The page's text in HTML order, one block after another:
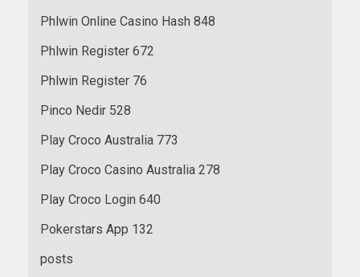
Phlwin Online Casino Hash 848
Phlwin Register 672
Phlwin Register 76
Pinco Nedir 528
Play Croco Australia 773
Play Croco Casino Australia 278
Play Croco Login 640
Pokerstars App 132
posts